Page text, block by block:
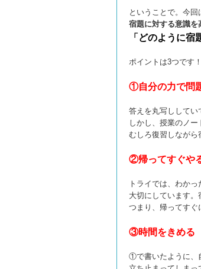
ということで。今回
宿題に対する意識を
「どのように宿
ポイントは3つです！
①自分の力で問
答えを丸写ししてい
しかし、授業のノ
むしろ復習しながら
②帰ってすぐや
トライでは、わかっ
大切にしています。
つまり、帰ってすぐ
③時間をきめる
①で書いたように、